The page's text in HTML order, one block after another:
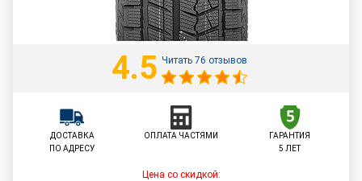
4.5 Читать 76 отзывов
ДОСТАВКА
ПО АДРЕСУ
ОПЛАТА ЧАСТЯМИ
ГАРАНТИЯ
5 ЛЕТ
Цена со скидкой: